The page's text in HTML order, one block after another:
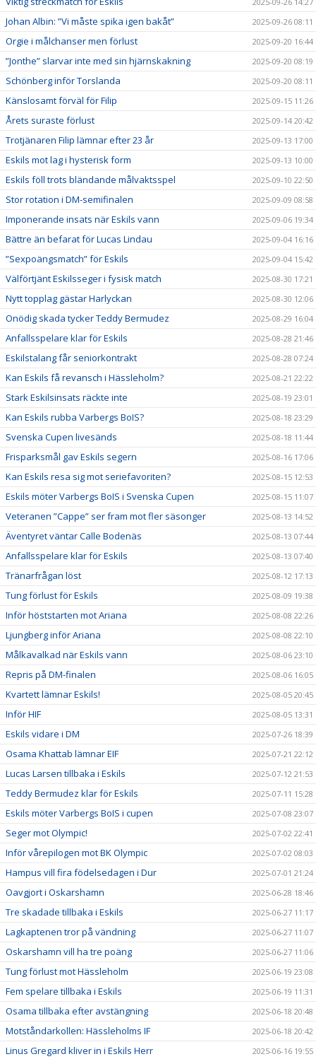
Johan Albin: ”Vi måste spika igen bakåt” 2025-09-26 08:11
Orgie i målchanser men förlust 2025-09-20 16:44
”Jonthe” slarvar inte med sin hjärnskakning 2025-09-20 08:19
Schönberg inför Torslanda 2025-09-20 08:11
Känslosamt förväl för Filip 2025-09-15 11:26
Årets suraste förlust 2025-09-14 20:42
Trotjänaren Filip lämnar efter 23 år 2025-09-13 17:00
Eskils mot lag i hysterisk form 2025-09-13 10:00
Eskils föll trots bländande målvaktsspel 2025-09-10 22:50
Stor rotation i DM-semifinalen 2025-09-09 08:58
Imponerande insats när Eskils vann 2025-09-06 19:34
Bättre än befarat för Lucas Lindau 2025-09-04 16:16
”Sexpoängsmatch” för Eskils 2025-09-04 15:42
Välförtjänt Eskilsseger i fysisk match 2025-08-30 17:21
Nytt topplag gästar Harlyckan 2025-08-30 12:06
Onödig skada tycker Teddy Bermudez 2025-08-29 16:04
Anfallsspelare klar för Eskils 2025-08-28 21:46
Eskilstalang får seniorkontrakt 2025-08-28 07:24
Kan Eskils få revansch i Hässleholm? 2025-08-21 22:22
Stark Eskilsinsats räckte inte 2025-08-19 23:01
Kan Eskils rubba Varbergs BoIS? 2025-08-18 23:29
Svenska Cupen livesänds 2025-08-18 11:44
Frisparksmål gav Eskils segern 2025-08-16 17:06
Kan Eskils resa sig mot seriefavoriten? 2025-08-15 12:53
Eskils möter Varbergs BoIS i Svenska Cupen 2025-08-15 11:07
Veteranen ”Cappe” ser fram mot fler säsonger 2025-08-13 14:52
Äventyret väntar Calle Bodenäs 2025-08-13 07:44
Anfallsspelare klar för Eskils 2025-08-13 07:40
Tränarfrågan löst 2025-08-12 17:13
Tung förlust för Eskils 2025-08-09 19:38
Inför höststarten mot Ariana 2025-08-08 22:26
Ljungberg inför Ariana 2025-08-08 22:10
Målkavalkad när Eskils vann 2025-08-06 23:10
Repris på DM-finalen 2025-08-06 16:05
Kvartett lämnar Eskils! 2025-08-05 20:45
Inför HIF 2025-08-05 13:31
Eskils vidare i DM 2025-07-26 18:39
Osama Khattab lämnar EIF 2025-07-21 22:12
Lucas Larsen tillbaka i Eskils 2025-07-12 21:53
Teddy Bermudez klar för Eskils 2025-07-11 15:28
Eskils möter Varbergs BoIS i cupen 2025-07-08 23:07
Seger mot Olympic! 2025-07-02 22:41
Inför vårepilogen mot BK Olympic 2025-07-02 08:03
Hampus vill fira födelsedagen i Dur 2025-07-01 21:24
Oavgjort i Oskarshamn 2025-06-28 18:46
Tre skadade tillbaka i Eskils 2025-06-27 11:17
Lagkaptenen tror på vändning 2025-06-27 11:07
Oskarshamn vill ha tre poäng 2025-06-27 11:06
Tung förlust mot Hässleholm 2025-06-19 23:08
Fem spelare tillbaka i Eskils 2025-06-19 11:31
Osama tillbaka efter avstängning 2025-06-18 20:48
Motståndarkollen: Hässleholms IF 2025-06-18 20:42
Linus Gregard kliver in i Eskils Herr 2025-06-16 19:55